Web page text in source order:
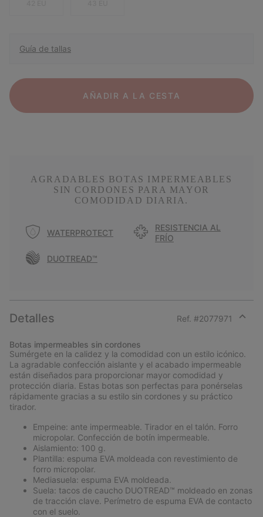
Guía de tallas
AÑADIR A LA CESTA
AGRADABLES BOTAS IMPERMEABLES
SIN CORDONES PARA MAYOR
COMODIDAD DIARIA.
WATERPROTECT
RESISTENCIA AL
FRÍO
DUOTREAD™
Detalles Ref. #2077971
section
Botas impermeables sin cordones
Sumérgete en la calidez y la comodidad con un estilo icónico.
La agradable confección aislante y el acabado impermeable
están diseñados para proporcionar mayor comodidad y
protección diaria. Estas botas son perfectas para ponérselas
rápidamente gracias a su estilo sin cordones y su práctico
tirador.
Empeine: ante impermeable. Tirador en el talón. Forro
micropolar. Confección de botín impermeable.
Aislamiento: 100 g.
Plantilla: espuma EVA moldeada con revestimiento de
forro micropolar.
Mediasuela: espuma EVA moldeada.
Suela: tacos de caucho DUOTREAD™ moldeado en zonas
de tracción clave. Perímetro de espuma EVA de contacto
con el suelo.